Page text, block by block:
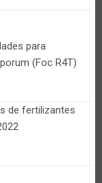
para
(Foc R4T)
de fertilizantes